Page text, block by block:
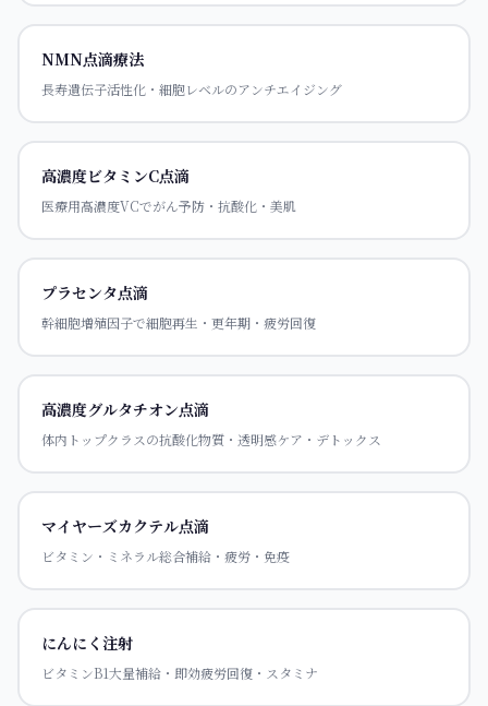
NMN点滴療法
長寿遺伝子活性化・細胞レベルのアンチエイジング
高濃度ビタミンC点滴
医療用高濃度VCでがん予防・抗酸化・美肌
プラセンタ点滴
幹細胞増殖因子で細胞再生・更年期・疲労回復
高濃度グルタチオン点滴
体内トップクラスの抗酸化物質・透明感ケア・デトックス
マイヤーズカクテル点滴
ビタミン・ミネラル総合補給・疲労・免疫
にんにく注射
ビタミンB1大量補給・即効疲労回復・スタミナ